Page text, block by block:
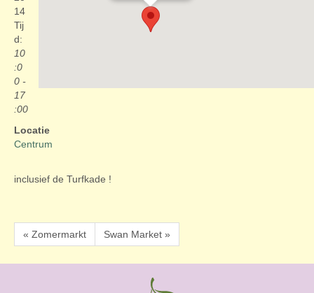
14
Tij
d:
10
:0
0 -
17
:00
Locatie
Centrum
inclusief de Turfkade !
« Zomermarkt Swan Market »